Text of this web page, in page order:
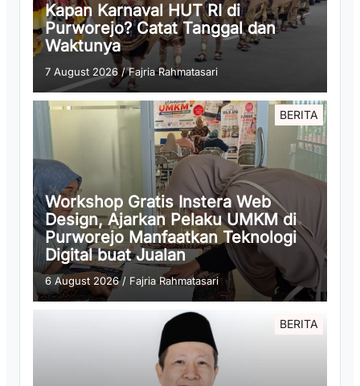
Kapan Karnaval HUT RI di
Purworejo? Catat Tanggal dan
Waktunya
7 August 2026 /Fajria Rahmatasari
BERITA
Workshop Gratis Instera Web
Design, Ajarkan Pelaku UMKM di
Purworejo Manfaatkan Teknologi
Digital buat Jualan
6 August 2026/ Fajria Rahmatasari
BERITA